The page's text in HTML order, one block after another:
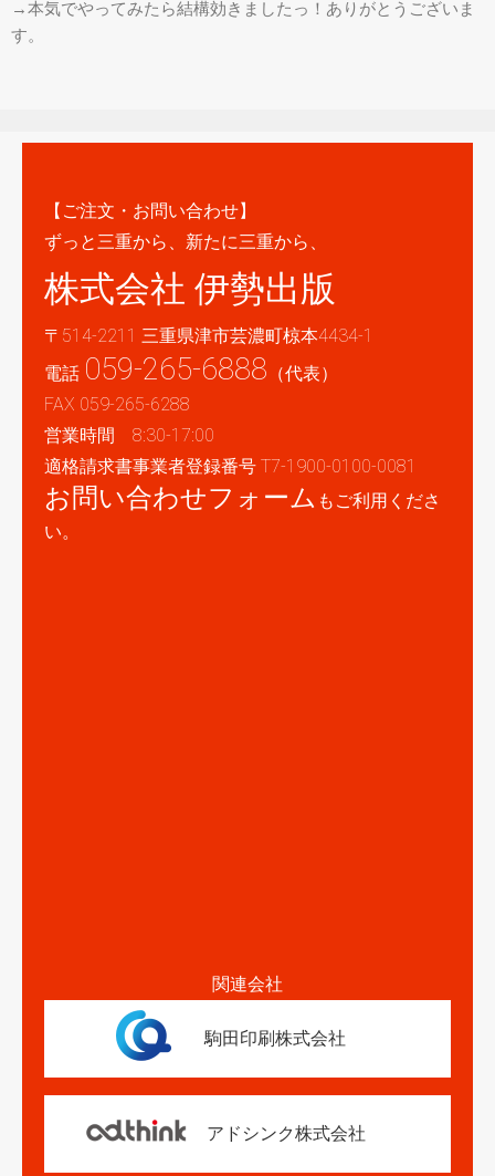
→本気でやってみたら結構効きましたっ！ありがとうございま
す。
【ご注文・お問い合わせ】
ずっと三重から、新たに三重から、
株式会社 伊勢出版
〒514-2211 三重県津市芸濃町椋本4434-1
電話 059-265-6888 （代表）
FAX 059-265-6288
営業時間 8:30-17:00
適格請求書事業者登録番号 T7-1900-0100-0081
お問い合わせフォーム もご利用くださ
い。
関連会社
駒田印刷株式会社
アドシンク株式会社